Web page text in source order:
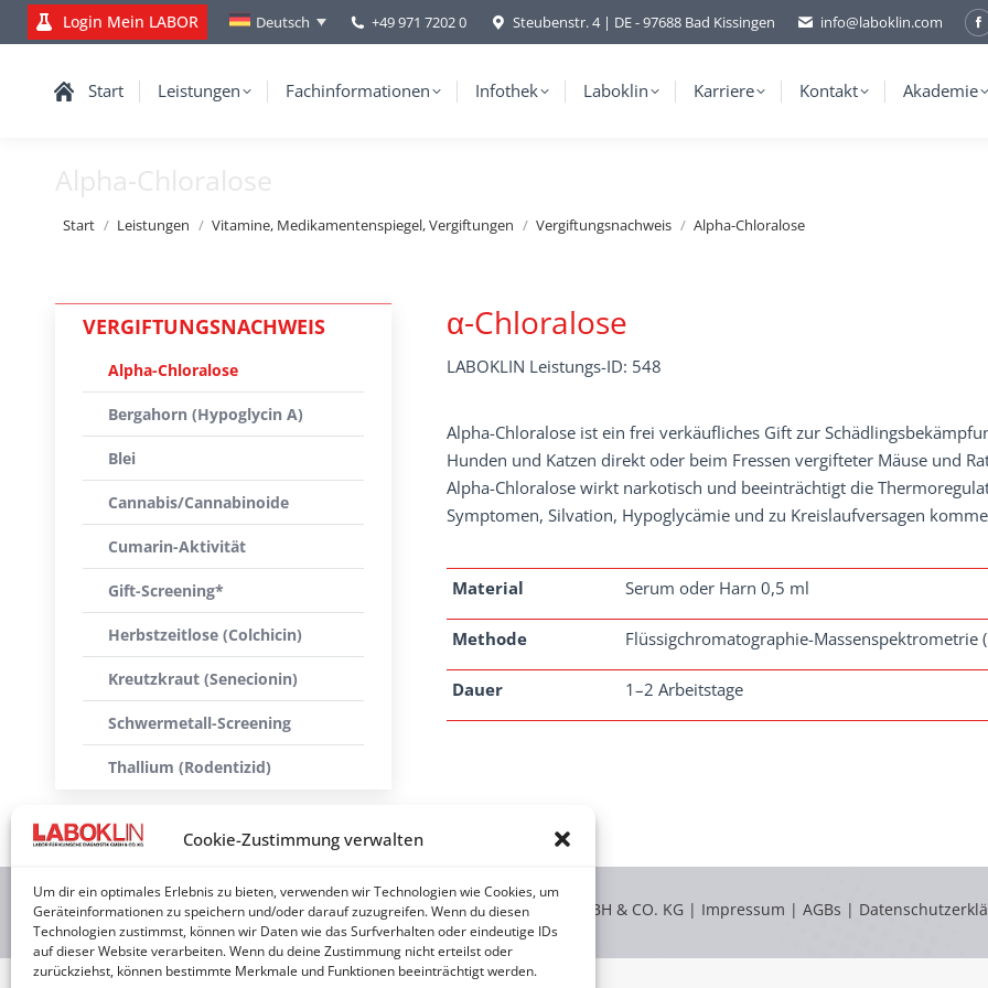
Cookie-Zustimmung verwalten
Um dir ein optimales Erlebnis zu bieten, verwenden wir Technologien wie Cookies, um
Geräteinformationen zu speichern und/oder darauf zuzugreifen. Wenn du diesen
Technologien zustimmst, können wir Daten wie das Surfverhalten oder eindeutige IDs
auf dieser Website verarbeiten. Wenn du deine Zustimmung nicht erteilst oder
zurückziehst, können bestimmte Merkmale und Funktionen beeinträchtigt werden.
Login Mein LABOR Deutsch +49 971 7202 0 Steubenstr. 4 | DE - 97688 Bad Kissingen info@laboklin.com
Start Leistungen Fachinformationen Infothek Laboklin Karriere Kontakt Akademie
Alpha-Chloralose
Sie befinden sich hier:
Start Leistungen Vitamine, Medikamentenspiegel, Vergiftungen Vergiftungsnachweis Alpha-Chloralose
α-Chloralose
LABOKLIN Leistungs-ID: 548
Alpha-Chloralose ist ein frei verkäufliches Gift zur
Hunden und Katzen direkt oder beim Fressen vergifteter Mäuse und
Alpha-Chloralose wirkt narkotisch und beeinträchtigt die
Symptomen, Silvation, Hypoglycämie und zu Kreislaufversagen
Material Serum oder Harn 0,5 ml
Methode Flüssigchromatographie-Massenspektrometrie
Dauer 1–2 Arbeitstage
VERGIFTUNGSNACHWEIS
Alpha-Chloralose
Bergahorn (Hypoglycin A)
Blei
Cannabis/Cannabinoide
Cumarin-Aktivität
Gift-Screening*
Herbstzeitlose (Colchicin)
Kreutzkraut (Senecionin)
Schwermetall-Screening
Thallium (Rodentizid)
2026 © LABOKLIN GMBH & CO. KG | Impressum | AGBs |